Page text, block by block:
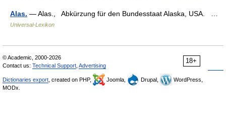
Alas. — Alas., Abkürzung für den Bundesstaat Alaska, USA. …
Universal-Lexikon
18+
© Academic, 2000-2026
Contact us: Technical Support Advertising
Dictionaries export , created on PHP, Joomla, Drupal,
WordPress,
MODx.